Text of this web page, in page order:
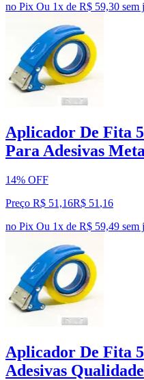
no Pix Ou 1x de R$ 59,30 sem
Aplicador De Fita
Para Adesivas
14% OFF
Preço R$ 51,16R$ 51 ,16
no Pix Ou 1x de R$ 59,49 sem
Aplicador De Fita
Adesivas Qualidade